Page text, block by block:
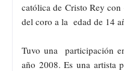
católica de Cristo Rey
del coro a la edad de 14
Tuvo una participación
año 2008. Es una artista